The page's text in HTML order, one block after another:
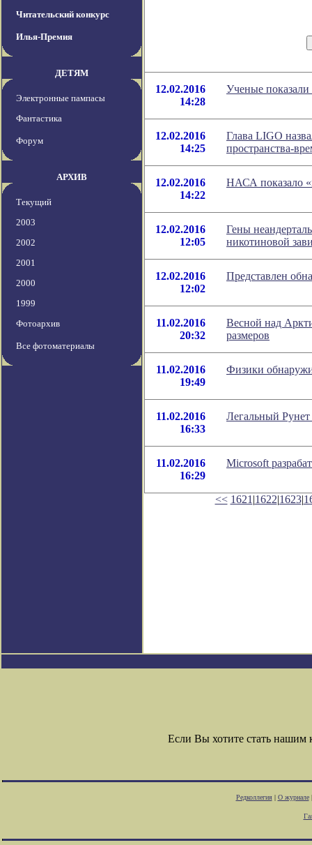
Читательский конкурс
Илья-Премия
ДЕТЯМ
Электронные пампасы
Фантастика
Форум
АРХИВ
Текущий
2003
2002
2001
2000
1999
Фотоархив
Все фотоматериалы
12.02.2016
14:28
Ученые
12.02.2016
14:25
Глава LIGO
пространства-
12.02.2016
14:22
НАСА показало
12.02.2016
12:05
Гены
никотиновой
12.02.2016
12:02
Представлен
11.02.2016
20:32
Весной над
размеров
11.02.2016
19:49
Физики
11.02.2016
16:33
Легальный Рунет
11.02.2016
16:29
Microsoft
<< 1621 |1622|1623|
Если Вы хотите стать
Редколлегия| О журнале